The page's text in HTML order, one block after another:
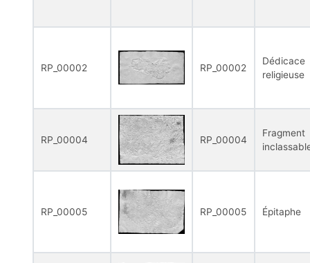
RP_00002 RP_00002
Dédicace
religieuse
RP_00004 RP_00004
Fragment
RP_00005 RP_00005 Épitaphe